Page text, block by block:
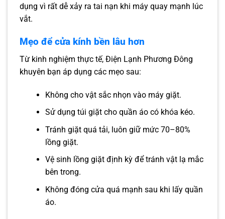
dụng vì rất dễ xảy ra tai nạn khi máy quay mạnh lúc
vắt.
Mẹo để cửa kính bền lâu hơn
Từ kinh nghiệm thực tế, Điện Lạnh Phương Đông
khuyên bạn áp dụng các mẹo sau:
Không cho vật sắc nhọn vào máy giặt.
Sử dụng túi giặt cho quần áo có khóa kéo.
Tránh giặt quá tải, luôn giữ mức 70–80%
lồng giặt.
Vệ sinh lồng giặt định kỳ để tránh vật lạ mắc
bên trong.
Không đóng cửa quá mạnh sau khi lấy quần
áo.